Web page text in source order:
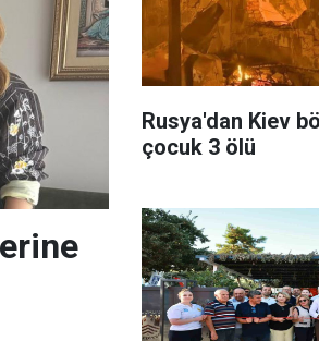
Rusya'dan Kiev
çocuk 3 ölü